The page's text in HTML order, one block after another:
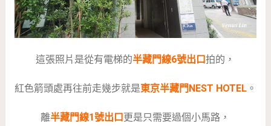
這張照片是從有電梯的半藏門線6號出口拍的，
紅色箭頭處再往前走幾步就是東京半藏門NEST HOTEL。
離半藏門線1號出口 更是只需要過個小馬路，